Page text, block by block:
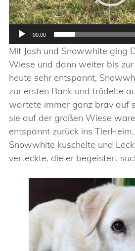
00:00
Mit Josh und Snowwhite ging
Wiese und dann weiter bis
heute sehr entspannt,
zur ersten Bank und trödelte
wartete immer ganz brav auf
sie auf der großen Wiese
entspannt zurück ins
Snowwhite kuschelte und
verteckte, die er begeistert